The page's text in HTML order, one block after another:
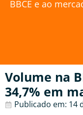
BBCE e ao
Volume na
34,7% em
Publicado em: 14